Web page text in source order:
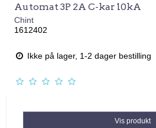
Automat 3P 2A C-kar 10kA
Chint
1612402
Ikke på lager, 1-2 dager bestilling
Vis produkt